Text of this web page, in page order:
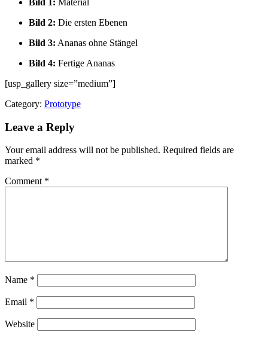
Bild 2: Die ersten Ebenen
Bild 3: Ananas ohne Stängel
Bild 4: Fertige Ananas
[usp_gallery size=”medium”]
Category: Prototype
Leave a Reply
Your email address will not be published. Required fields are
marked *
Comment *
Name *
Email *
Website